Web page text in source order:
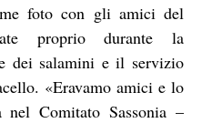
foto con gli amici del
proprio durante la
dei salamini e il servizio
«Eravamo amici e lo
Comitato Sassonia –